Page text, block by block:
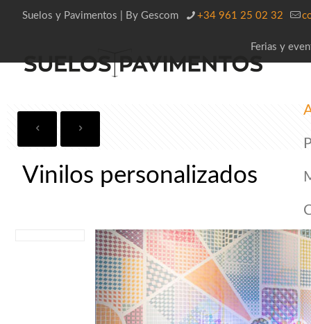
Suelos y Pavimentos | By Gescom +34 961 25 02 32
Ferias y
Vinilos personalizados